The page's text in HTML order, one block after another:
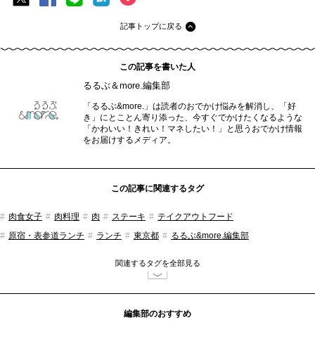
記事トップに戻る
この記事を書いた人
るるぶ＆more.編集部
「るるぶ&more.」は読者のおでかけ悩みを解消し、「好
き」にとことん寄り添った、今すぐでかけたくなるような
「かわいい！きれい！マネしたい！」と思うおでかけ情報
をお届けするメディア。
この記事に関連するタグ
肉食女子 肉料理 肉 ステーキ
テイクアウトフード
原宿・表参道ランチ
ランチ 東京都 るるぶ&more.編集部
関連するタグを全部見る
編集部のおすすめ